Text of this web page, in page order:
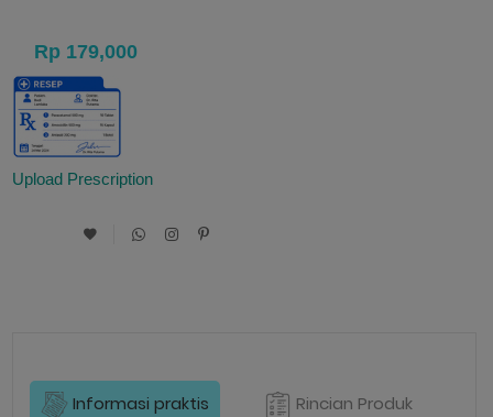
Upload Prescription
Informasi praktis Rincian Produk